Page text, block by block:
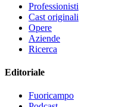
Professionisti
Cast originali
Opere
Aziende
Ricerca
Editoriale
Fuoricampo